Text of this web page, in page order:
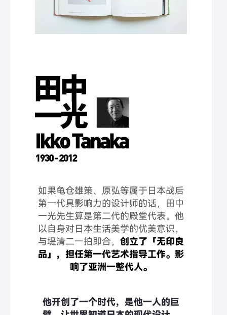
如果龟仓雄策、原弘等属于日本战后
第一代具影响力的设计师的话，田中
一光先生算是第二代的殿堂代表。他
以自身对日本生活美学的优美意识，
与堤清二一拍即合， 创立了「无印良
品」，担任第一代艺术指导工作。 影
响了亚洲一整代人。
他开创了一个时代，是他一人的巨